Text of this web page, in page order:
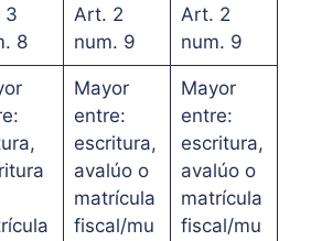
3
8
Art. 2
num. 9
Art. 2
num. 9
Mayor
entre:
escritura,
avalúo o
matrícula
fiscal/mu
Mayor
entre:
escritura,
avalúo o
matrícula
fiscal/mu